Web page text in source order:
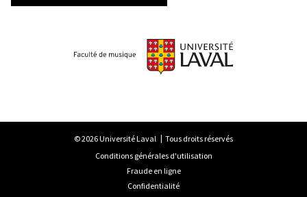
© 2026 Université Laval
Tous droits réservés
Conditions générales d'utilisation
Fraude en ligne
Confidentialité